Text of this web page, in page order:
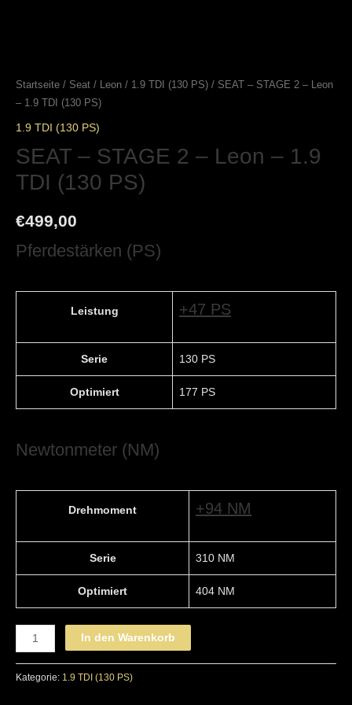
Startseite / Seat / Leon / 1.9 TDI (130 PS) / SEAT – STAGE 2 – Leon
– 1.9 TDI (130 PS)
1.9 TDI (130 PS)
SEAT – STAGE 2 – Leon – 1.9
TDI (130 PS)
€499,00
Pferdestärken (PS)
Leistung +47 PS
Serie 130 PS
Optimiert 177 PS
Newtonmeter (NM)
Drehmoment +94 NM
Serie 310 NM
Optimiert 404 NM
SEAT
-
STAGE
In den Warenkorb
Kategorie: 1.9 TDI (130 PS)